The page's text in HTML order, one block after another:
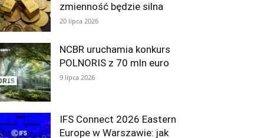
zmienność będzie silna
20 lipca 2026
NCBR uruchamia konkurs
POLNORIS z 70 mln euro
9 lipca 2026
IFS Connect 2026 Eastern
Europe w Warszawie: jak